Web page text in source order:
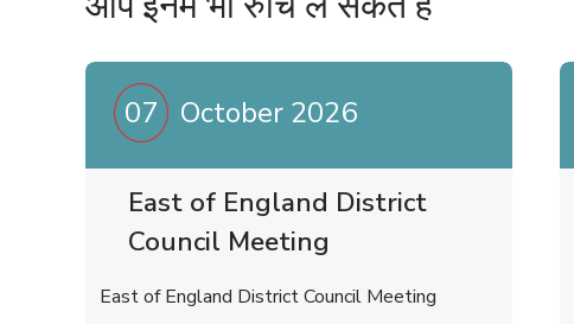
07 October 2026
East of England District
Council Meeting
East of England District Council Meeting